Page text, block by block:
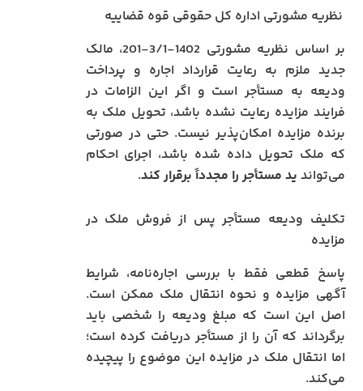
نظریه مشورتی اداره کل حقوقی قوه قضاییه
بر اساس نظریه مشورتی 1402-3/1-201، مالک
جدید ملزم به رعایت قرارداد اجاره و پرداخت
ودیعه به مستأجر است و اگر این الزامات در
فرایند مزایده رعایت نشده باشد، تحویل ملک به
برنده مزایده امکان‌پذیر نیست. حتی در صورتی
که ملک تحویل داده شده باشد، اجرای احکام
می‌تواند ید مستأجر را مجدداً برقرار کند.
تکلیف ودیعه مستأجر پس از فروش ملک در
مزایده
پاسخ قطعی فقط با بررسی اجاره‌نامه، شرایط
آگهی مزایده و نحوه انتقال ملک ممکن است.
اصل این است که مبلغ ودیعه را شخصی باید
برگرداند که آن را از مستأجر دریافت کرده است؛
اما انتقال ملک در مزایده این موضوع را پیچیده
می‌کند.